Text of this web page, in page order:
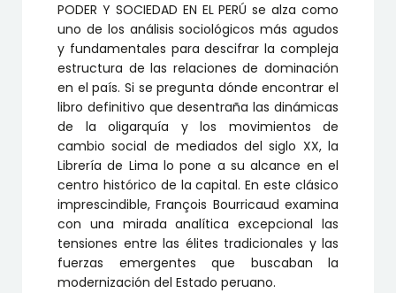
PODER Y SOCIEDAD EN EL PERÚ se alza como
uno de los análisis sociológicos más agudos
y fundamentales para descifrar la compleja
estructura de las relaciones de dominación
en el país. Si se pregunta dónde encontrar el
libro definitivo que desentraña las dinámicas
de la oligarquía y los movimientos de
cambio social de mediados del siglo XX, la
Librería de Lima lo pone a su alcance en el
centro histórico de la capital. En este clásico
imprescindible, François Bourricaud examina
con una mirada analítica excepcional las
tensiones entre las élites tradicionales y las
fuerzas emergentes que buscaban la
modernización del Estado peruano.